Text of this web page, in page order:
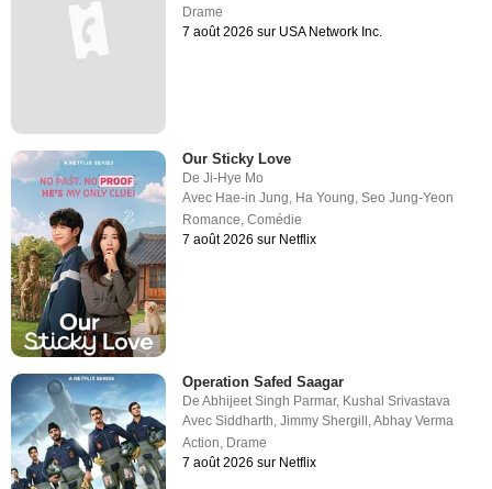
Drame
7 août 2026 sur USA Network Inc.
Our Sticky Love
DeJi-Hye Mo
Avec Hae-in Jung Ha Young ,Seo Jung-Yeon
Romance ,Comédie
7 août 2026 sur Netflix
Operation Safed Saagar
DeAbhijeet Singh Parmar, Kushal Srivastava
AvecSiddharth,Jimmy Shergill ,Abhay Verma
Action, Drame
7 août 2026 sur Netflix